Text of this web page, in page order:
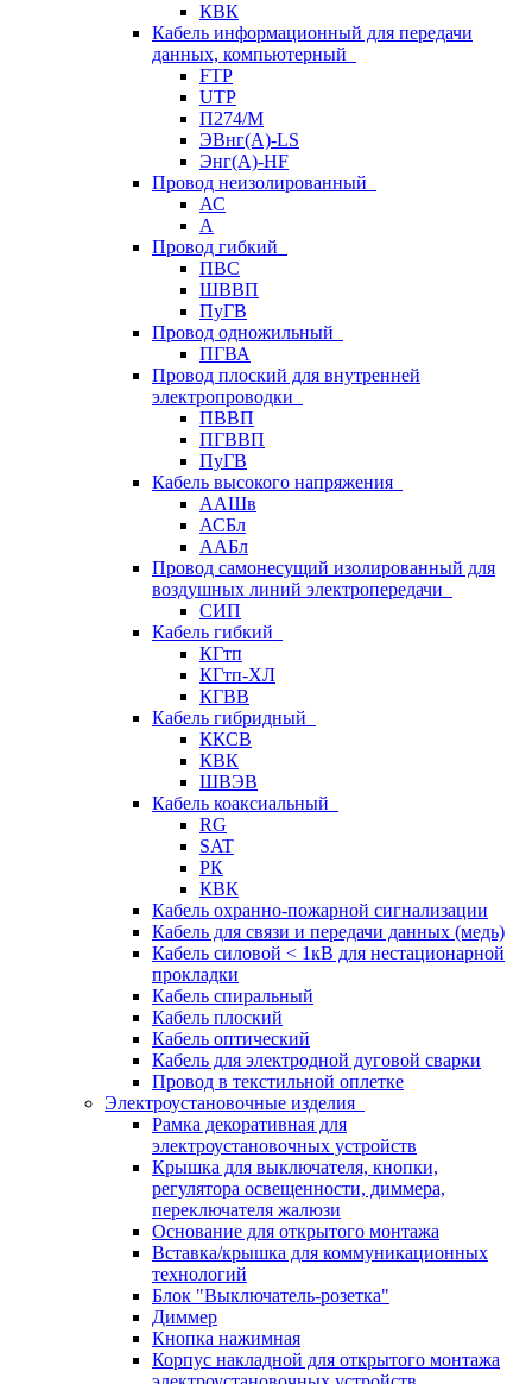
КВК
Кабель информационный для передачи
данных, компьютерный
FTP
UTP
П274/М
ЭВнг(А)-LS
Энг(А)-HF
Провод неизолированный
АС
А
Провод гибкий
ПВС
ШВВП
ПуГВ
Провод одножильный
ПГВА
Провод плоский для внутренней
электропроводки
ПВВП
ПГВВП
ПуГВ
Кабель высокого напряжения
ААШв
АСБл
ААБл
Провод самонесущий изолированный для
воздушных линий электропередачи
СИП
Кабель гибкий
КГтп
КГтп-ХЛ
КГВВ
Кабель гибридный
ККСВ
КВК
ШВЭВ
Кабель коаксиальный
RG
SAT
РК
КВК
Кабель охранно-пожарной сигнализации
Кабель для связи и передачи данных (медь)
Кабель силовой < 1кВ для нестационарной
прокладки
Кабель спиральный
Кабель плоский
Кабель оптический
Кабель для электродной дуговой сварки
Провод в текстильной оплетке
Электроустановочные изделия
Рамка декоративная для
электроустановочных устройств
Крышка для выключателя, кнопки,
регулятора освещенности, диммера,
переключателя жалюзи
Основание для открытого монтажа
Вставка/крышка для коммуникационных
технологий
Блок "Выключатель-розетка"
Диммер
Кнопка нажимная
Корпус накладной для открытого монтажа